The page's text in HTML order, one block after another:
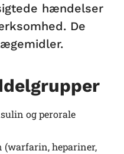
hændelser
De
og perorale
hepariner,